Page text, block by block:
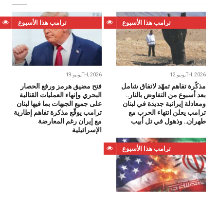
ترامب هذا الأسبوع
يونيو 19TH, 2026
فتح مضيق هرمز ورفع الحصار
البحري وإنهاء العمليات القتالية
على جميع الجبهات بما فيها لبنان
ترامب يوقّع مذكرة تفاهم إطارية
مع إيران رغم المعارضة
الإسرائيلية
ترامب هذا الأسبوع
يونيو 12TH, 2026
مذكّرة تفاهم تمهّد لاتفاق شامل
بعد أسبوع من التفاوض بالنار..
ومعادلة إيرانية جديدة في لبنان
ترامب يعلن انتهاء الحرب مع
طهران.. وذهول في تل أبيب
ترامب هذا الأسبوع